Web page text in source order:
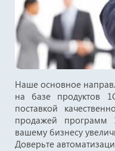
Наше основное
на базе продуктов
поставкой
продажей
вашему бизнесу
Доверьте